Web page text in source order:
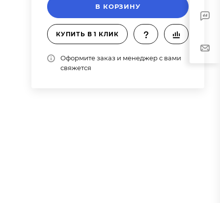
В КОРЗИНУ
КУПИТЬ В 1 КЛИК
Оформите заказ и менеджер с вами
свяжется